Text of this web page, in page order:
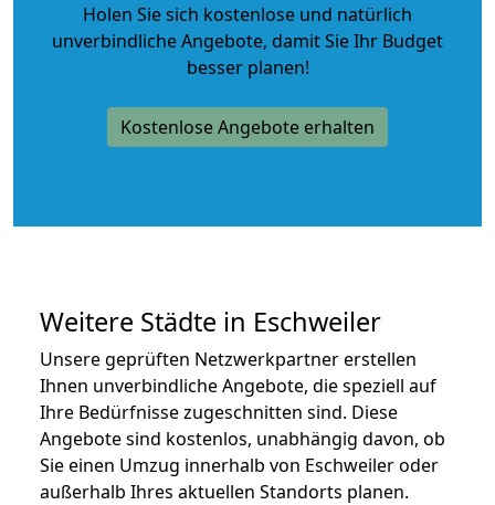
Holen Sie sich kostenlose und natürlich
unverbindliche Angebote, damit Sie Ihr Budget
besser planen!
Kostenlose Angebote erhalten
Weitere Städte in Eschweiler
Unsere geprüften Netzwerkpartner erstellen
Ihnen unverbindliche Angebote, die speziell auf
Ihre Bedürfnisse zugeschnitten sind. Diese
Angebote sind kostenlos, unabhängig davon, ob
Sie einen Umzug innerhalb von Eschweiler oder
außerhalb Ihres aktuellen Standorts planen.